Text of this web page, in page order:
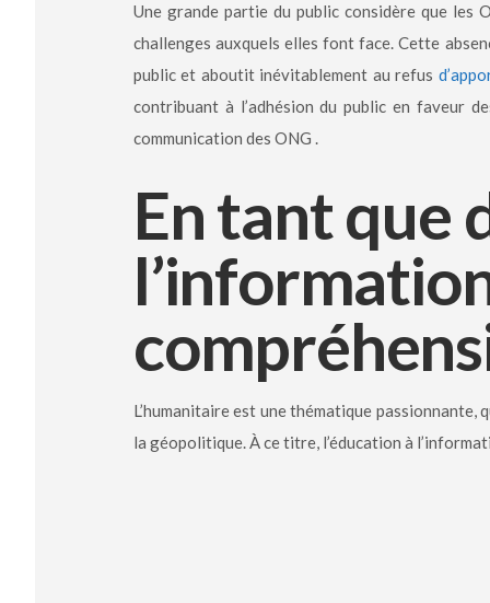
Une grande partie du public considère que les
challenges auxquels elles font face. Cette
public et aboutit inévitablement au refus
contribuant à l’adhésion du public en faveur
communication des ONG .
En tant que
L’humanitaire est une thématique
la géopolitique. À ce titre, l’éducation à